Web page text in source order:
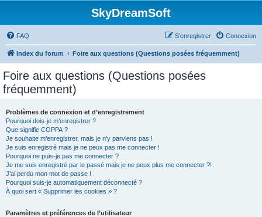
SkyDreamSoft
FAQ Connexion
S’enregistrer
Index du forum Foire aux questions (Questions posées fréquemment)
Foire aux questions (Questions posées
fréquemment)
Problèmes de connexion et d’enregistrement
Pourquoi dois-je m’enregistrer ?
Que signifie COPPA ?
Je souhaite m’enregistrer, mais je n’y parviens pas !
Je suis enregistré mais je ne peux pas me connecter !
Pourquoi ne puis-je pas me connecter ?
Je me suis enregistré par le passé mais je ne peux plus me connecter ?!
J’ai perdu mon mot de passe !
Pourquoi suis-je automatiquement déconnecté ?
À quoi sert « Supprimer les cookies » ?
Paramètres et préférences de l’utilisateur